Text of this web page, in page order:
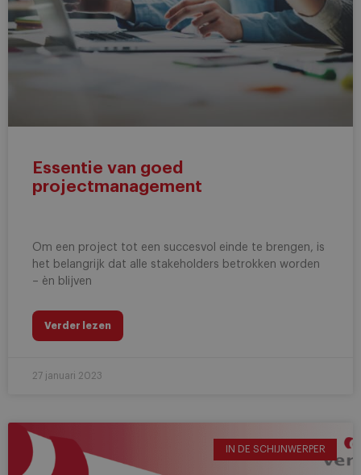
Essentie van goed
projectmanagement
Om een project tot een succesvol einde te brengen, is
het belangrijk dat alle stakeholders betrokken worden
– èn blijven
Verder lezen
27 januari 2023
IN DE SCHIJNWERPER